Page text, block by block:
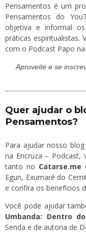
Pensamentos é um
Pensamentos do
objetiva e informal
práticas espiritualistas.
com o Podcast Papo na
Aproveite e se
Quer ajudar o
Pensamentos?
Para ajudar nosso
na Encruza –
tanto no Catarse.me
Egun, Exumaré do
e confira os benefícios
Você pode ajudar
Umbanda: Dentro
Senda e de autoria de